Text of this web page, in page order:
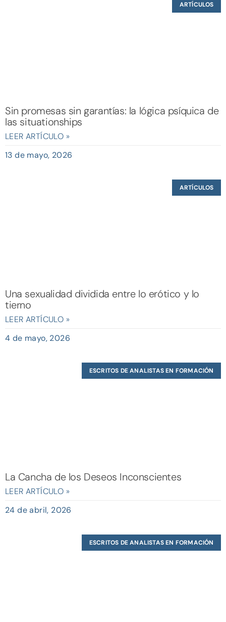
ARTÍCULOS
Sin promesas sin garantías: la lógica psíquica de
las situationships
LEER ARTÍCULO »
13 de mayo, 2026
ARTÍCULOS
Una sexualidad dividida entre lo erótico y lo
tierno
LEER ARTÍCULO »
4 de mayo, 2026
ESCRITOS DE ANALISTAS EN FORMACIÓN
La Cancha de los Deseos Inconscientes
LEER ARTÍCULO »
24 de abril, 2026
ESCRITOS DE ANALISTAS EN FORMACIÓN